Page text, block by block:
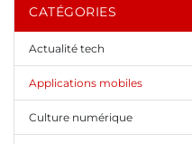
CATÉGORIES
Actualité tech
Applications mobiles
Culture numérique